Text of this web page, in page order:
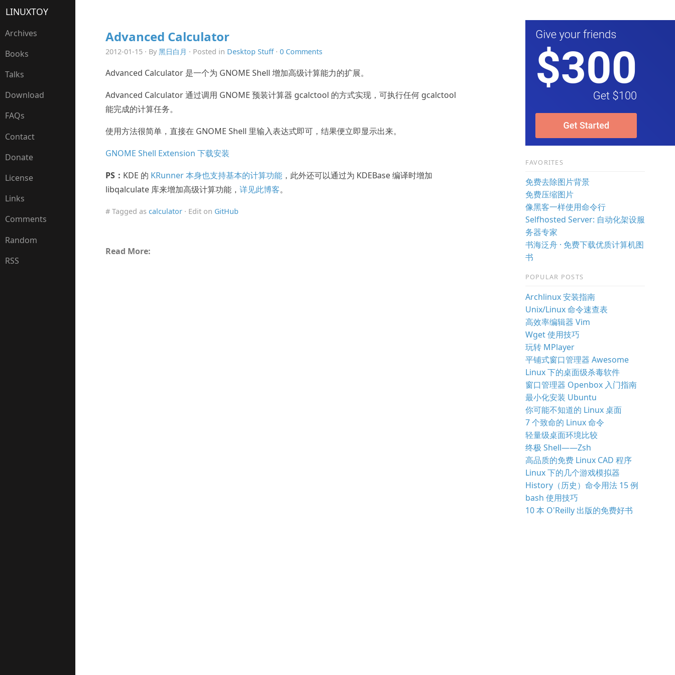
LINUXTOY
Archives
Books
Talks
Download
FAQs
Contact
Donate
License
Links
Comments
Random
RSS
Advanced Calculator
2012-01-15 · By 黑日白月 · Posted in Desktop Stuff· 0 Comments
Advanced Calculator 是一个为 GNOME Shell 增加高级计算能力的扩展。
Advanced Calculator 通过调用 GNOME 预装计算器 gcalctool 的方式实现，可执行任何 gcalctool
能完成的计算任务。
使用方法很简单，直接在 GNOME Shell 里输入表达式即可，结果便立即显示出来。
GNOME Shell Extension 下载安装
PS： KDE 的 KRunner 本身也支持基本的计算功能，此外还可以通过为 KDEBase 编译时增加
libqalculate 库来增加高级计算功能， 详见此博客。
# Tagged as calculator· Edit on GitHub
Read More:
FAVORITES
免费去除图片背景
免费压缩图片
像黑客一样使用命令行
Selfhosted Server: 自动化架设服
务器专家
书海泛舟 · 免费下载优质计算机图
书
POPULAR POSTS
Archlinux 安装指南
Unix/Linux 命令速查表
高效率编辑器 Vim
Wget 使用技巧
玩转 MPlayer
平铺式窗口管理器 Awesome
Linux 下的桌面级杀毒软件
窗口管理器 Openbox 入门指南
最小化安装 Ubuntu
你可能不知道的 Linux 桌面
7 个致命的 Linux 命令
轻量级桌面环境比较
终极 Shell——Zsh
高品质的免费 Linux CAD 程序
Linux 下的几个游戏模拟器
History（历史）命令用法 15 例
bash 使用技巧
10 本 O'Reilly 出版的免费好书